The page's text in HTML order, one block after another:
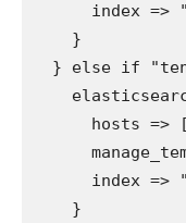
index =>
    }
} else if
hosts =>
index =>
    }